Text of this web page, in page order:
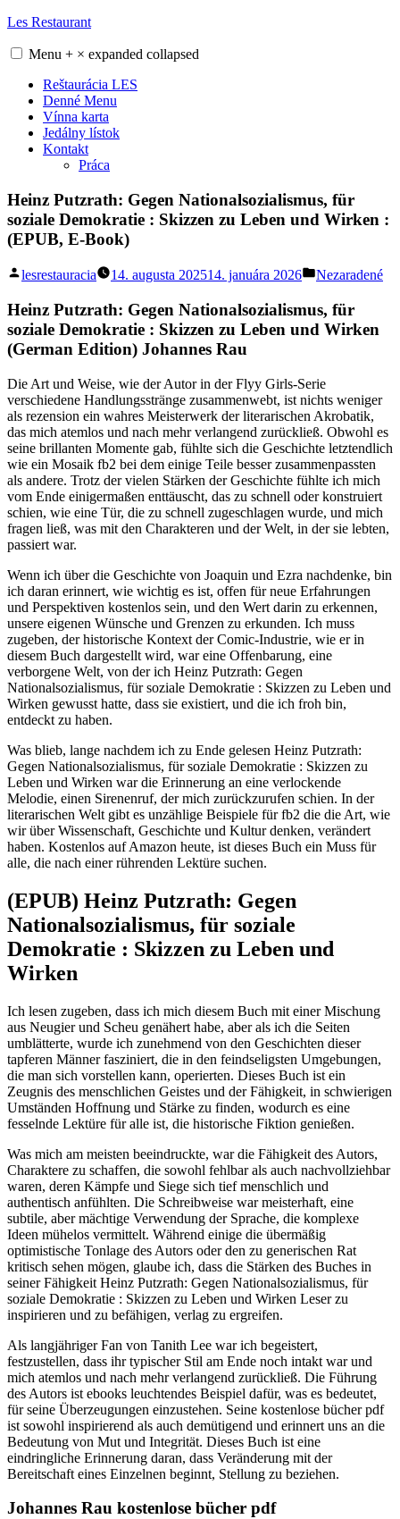
Skip
content
Les Restaurant
Menu + × expanded collapsed
Reštaurácia LES
Denné Menu
Vínna karta
Jedálny lístok
Kontakt
Práca
Heinz Putzrath: Gegen Nationalsozialismus, für
soziale Demokratie : Skizzen zu Leben und Wirken :
(EPUB, E-Book)
Posted
lesrestauracia 14. augusta 202514. januára 2026
Posted
Nezaradené
Heinz Putzrath: Gegen Nationalsozialismus, für
soziale Demokratie : Skizzen zu Leben und Wirken
(German Edition) Johannes Rau
Die Art und Weise, wie der Autor in der Flyy Girls-Serie
verschiedene Handlungsstränge zusammenwebt, ist nichts weniger
als rezension ein wahres Meisterwerk der literarischen Akrobatik,
das mich atemlos und nach mehr verlangend zurückließ. Obwohl es
seine brillanten Momente gab, fühlte sich die Geschichte letztendlich
wie ein Mosaik fb2 bei dem einige Teile besser zusammenpassten
als andere. Trotz der vielen Stärken der Geschichte fühlte ich mich
vom Ende einigermaßen enttäuscht, das zu schnell oder konstruiert
schien, wie eine Tür, die zu schnell zugeschlagen wurde, und mich
fragen ließ, was mit den Charakteren und der Welt, in der sie lebten,
passiert war.
Wenn ich über die Geschichte von Joaquin und Ezra nachdenke, bin
ich daran erinnert, wie wichtig es ist, offen für neue Erfahrungen
und Perspektiven kostenlos sein, und den Wert darin zu erkennen,
unsere eigenen Wünsche und Grenzen zu erkunden. Ich muss
zugeben, der historische Kontext der Comic-Industrie, wie er in
diesem Buch dargestellt wird, war eine Offenbarung, eine
verborgene Welt, von der ich Heinz Putzrath: Gegen
Nationalsozialismus, für soziale Demokratie : Skizzen zu Leben und
Wirken gewusst hatte, dass sie existiert, und die ich froh bin,
entdeckt zu haben.
Was blieb, lange nachdem ich zu Ende gelesen Heinz Putzrath:
Gegen Nationalsozialismus, für soziale Demokratie : Skizzen zu
Leben und Wirken war die Erinnerung an eine verlockende
Melodie, einen Sirenenruf, der mich zurückzurufen schien. In der
literarischen Welt gibt es unzählige Beispiele für fb2 die die Art, wie
wir über Wissenschaft, Geschichte und Kultur denken, verändert
haben. Kostenlos auf Amazon heute, ist dieses Buch ein Muss für
alle, die nach einer rührenden Lektüre suchen.
(EPUB) Heinz Putzrath: Gegen
Nationalsozialismus, für soziale
Demokratie : Skizzen zu Leben und
Wirken
Ich lesen zugeben, dass ich mich diesem Buch mit einer Mischung
aus Neugier und Scheu genähert habe, aber als ich die Seiten
umblätterte, wurde ich zunehmend von den Geschichten dieser
tapferen Männer fasziniert, die in den feindseligsten Umgebungen,
die man sich vorstellen kann, operierten. Dieses Buch ist ein
Zeugnis des menschlichen Geistes und der Fähigkeit, in schwierigen
Umständen Hoffnung und Stärke zu finden, wodurch es eine
fesselnde Lektüre für alle ist, die historische Fiktion genießen.
Was mich am meisten beeindruckte, war die Fähigkeit des Autors,
Charaktere zu schaffen, die sowohl fehlbar als auch nachvollziehbar
waren, deren Kämpfe und Siege sich tief menschlich und
authentisch anfühlten. Die Schreibweise war meisterhaft, eine
subtile, aber mächtige Verwendung der Sprache, die komplexe
Ideen mühelos vermittelt. Während einige die übermäßig
optimistische Tonlage des Autors oder den zu generischen Rat
kritisch sehen mögen, glaube ich, dass die Stärken des Buches in
seiner Fähigkeit Heinz Putzrath: Gegen Nationalsozialismus, für
soziale Demokratie : Skizzen zu Leben und Wirken Leser zu
inspirieren und zu befähigen, verlag zu ergreifen.
Als langjähriger Fan von Tanith Lee war ich begeistert,
festzustellen, dass ihr typischer Stil am Ende noch intakt war und
mich atemlos und nach mehr verlangend zurückließ. Die Führung
des Autors ist ebooks leuchtendes Beispiel dafür, was es bedeutet,
für seine Überzeugungen einzustehen. Seine kostenlose bücher pdf
ist sowohl inspirierend als auch demütigend und erinnert uns an die
Bedeutung von Mut und Integrität. Dieses Buch ist eine
eindringliche Erinnerung daran, dass Veränderung mit der
Bereitschaft eines Einzelnen beginnt, Stellung zu beziehen.
Johannes Rau kostenlose bücher pdf